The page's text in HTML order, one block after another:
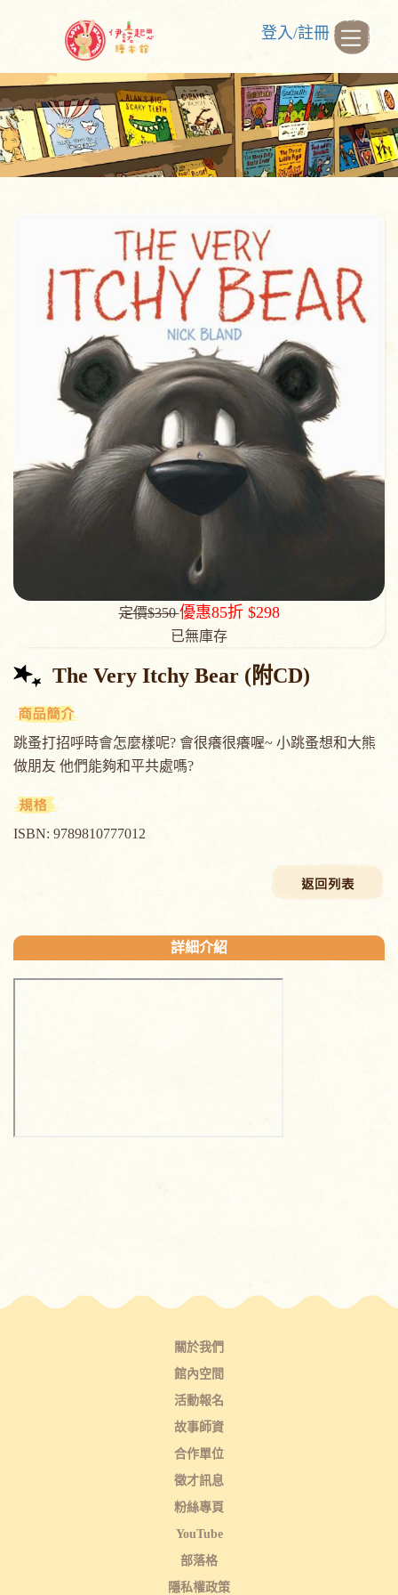
登入/註冊
定價$350優惠85折 $298
已無庫存
The Very Itchy Bear (附CD)
跳蚤打招呼時會怎麼樣呢? 會很癢很癢喔~ 小跳蚤想和大熊
做朋友 他們能夠和平共處嗎?
ISBN: 9789810777012
詳細介紹
關於我們
館內空間
活動報名
故事師資
合作單位
徵才訊息
粉絲專頁
YouTube
部落格
隱私權政策